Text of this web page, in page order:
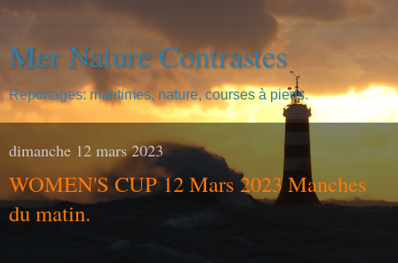
Mer Nature Contrastes
Reportages: maritimes, nature, courses à pieds.
dimanche 12 mars 2023
WOMEN'S CUP 12 Mars 2023 Manches
du matin.